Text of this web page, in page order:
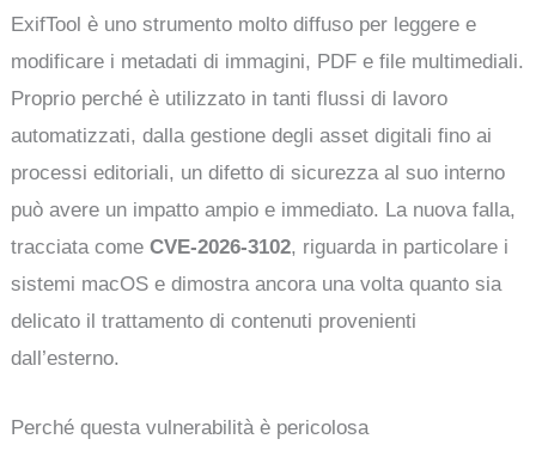
ExifTool è uno strumento molto diffuso per leggere e
modificare i metadati di immagini, PDF e file multimediali.
Proprio perché è utilizzato in tanti flussi di lavoro
automatizzati, dalla gestione degli asset digitali fino ai
processi editoriali, un difetto di sicurezza al suo interno
può avere un impatto ampio e immediato. La nuova falla,
tracciata comeCVE-2026-3102, riguarda in particolare i
sistemi macOS e dimostra ancora una volta quanto sia
delicato il trattamento di contenuti provenienti
dall’esterno.
Perché questa vulnerabilità è pericolosa